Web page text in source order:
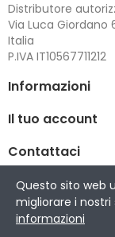
Distributore
Via Luca Giordano
Italia
P.IVA IT10567711212
Informazioni
Il tuo account
Contattaci
Questo sito web
migliorare i nostri
informazioni